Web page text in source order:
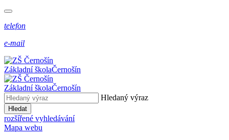
telefon
e-mail
Základní školaČernošín
Základní školaČernošín
Hledaný výraz
Hledat
rozšířené vyhledávání
Mapa webu